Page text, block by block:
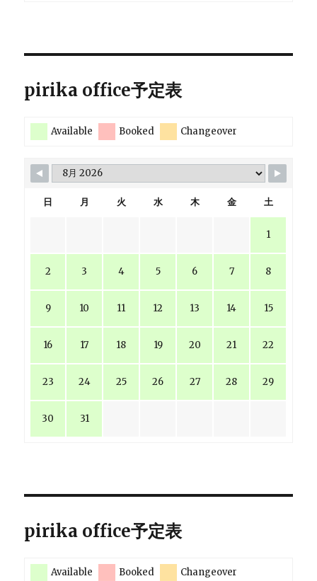
pirika office予定表
Available Booked Changeover
日 月 火 水 木 金 土
1
2 3 4 5 6 7 8
9 10 11 12 13 14 15
16 17 18 19 20 21 22
23 24 25 26 27 28 29
30 31
pirika office予定表
Available Booked Changeover